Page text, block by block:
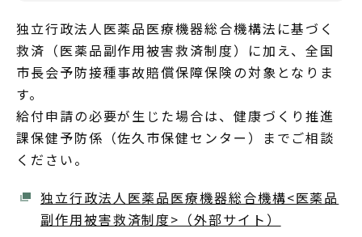
独立行政法人医薬品医療機器総合機構法に基づく
救済（医薬品副作用被害救済制度）に加え、全国
市長会予防接種事故賠償保障保険の対象となりま
す。
給付申請の必要が生じた場合は、健康づくり推進
課保健予防係（佐久市保健センター）までご相談
ください。
独立行政法人医薬品医療機器総合機構<医薬品
副作用被害救済制度>（外部サイト）